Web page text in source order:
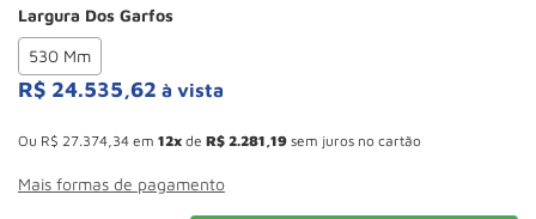
Largura Dos Garfos
530 Mm
R$ 24.535,62 à vista
Ou R$ 27.374 34 em 12 de R$ 2.281 19 sem juros no cartão
Mais formas de pagamento
10º Paleteira